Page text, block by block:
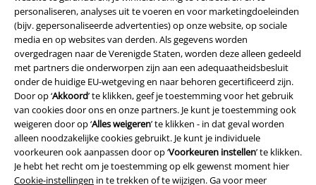
personaliseren, analyses uit te voeren en voor marketingdoeleinden
(bijv. gepersonaliseerde advertenties) op onze website, op sociale
media en op websites van derden. Als gegevens worden
overgedragen naar de Verenigde Staten, worden deze alleen gedeeld
met partners die onderworpen zijn aan een adequaatheidsbesluit
onder de huidige EU-wetgeving en naar behoren gecertificeerd zijn.
Door op ‘Akkoord’ te klikken, geef je toestemming voor het gebruik
van cookies door ons en onze partners. Je kunt je toestemming ook
weigeren door op ‘Alles weigeren’ te klikken - in dat geval worden
alleen noodzakelijke cookies gebruikt. Je kunt je individuele
voorkeuren ook aanpassen door op ‘Voorkeuren instellen’ te klikken.
Je hebt het recht om je toestemming op elk gewenst moment hier
Cookie-instellingen in te trekken of te wijzigen. Ga voor meer
Legal
Algemene Voorwaarden
Bedrijfsgegevens
Privacyverklaring